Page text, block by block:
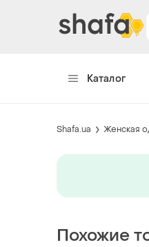
Каталог
Shafa.ua Женская
Похожие